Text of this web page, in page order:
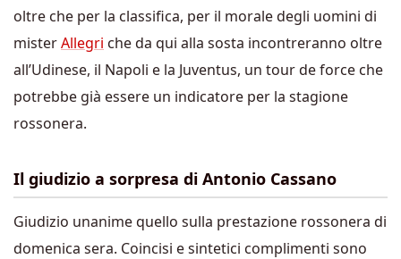
oltre che per la classifica, per il morale degli uomini di
misterAllegri che da qui alla sosta incontreranno oltre
all’Udinese, il Napoli e la Juventus, un tour de force che
potrebbe già essere un indicatore per la stagione
rossonera.
Il giudizio a sorpresa di Antonio Cassano
Giudizio unanime quello sulla prestazione rossonera di
domenica sera. Coincisi e sintetici complimenti sono